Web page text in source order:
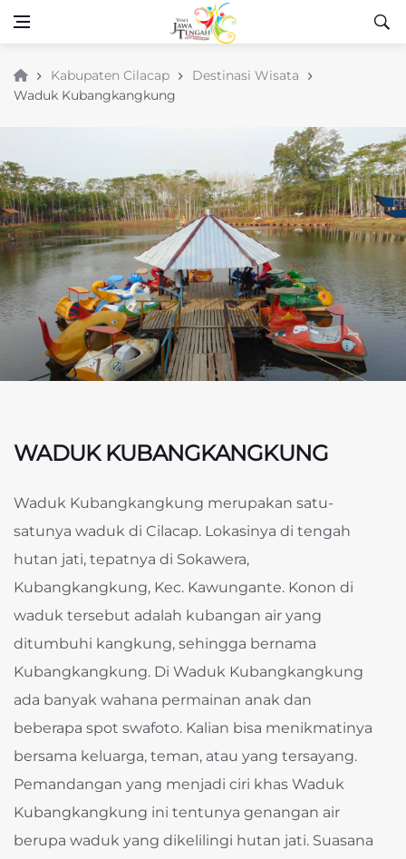
Kabupaten Cilacap
Destinasi Wisata
Waduk Kubangkangkung
WADUK KUBANGKANGKUNG
Waduk Kubangkangkung merupakan satu-
satunya waduk di Cilacap. Lokasinya di tengah
hutan jati, tepatnya di Sokawera,
Kubangkangkung, Kec. Kawungante. Konon di
waduk tersebut adalah kubangan air yang
ditumbuhi kangkung, sehingga bernama
Kubangkangkung. Di Waduk Kubangkangkung
ada banyak wahana permainan anak dan
beberapa spot swafoto. Kalian bisa menikmatinya
bersama keluarga, teman, atau yang tersayang.
Pemandangan yang menjadi ciri khas Waduk
Kubangkangkung ini tentunya genangan air
berupa waduk yang dikelilingi hutan jati. Suasana